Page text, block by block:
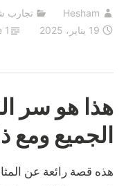
صناعة
Hesham تجارب
19 يناير، 2025
1 Minute
هذا هو سر
الجميع ومع
هذه قصة رائعة عن